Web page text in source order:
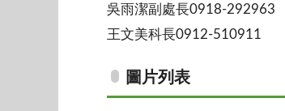
吳雨潔副處長0918-292963
王文美科長0912-510911
圖片列表